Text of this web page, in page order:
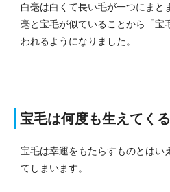
白毫は白くて長い毛が一つにまと
毫と宝毛が似ていることから「宝
われるようになりました。
宝毛は何度も生えてく
宝毛は幸運をもたらすものとはい
てしまいます。